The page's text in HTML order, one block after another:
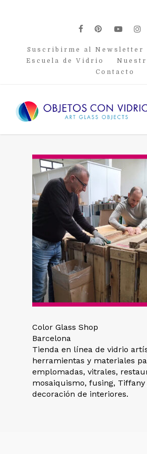
facebook
pinterest
youtube
Suscribirme al Newsletter
Escuela de Vidrio
Contacto
Color Glass Shop
Barcelona
Tienda en línea de vidrio
herramientas y materiales
emplomadas, vitrales,
mosaiquismo, fusing, Tiffany
decoración de interiores.